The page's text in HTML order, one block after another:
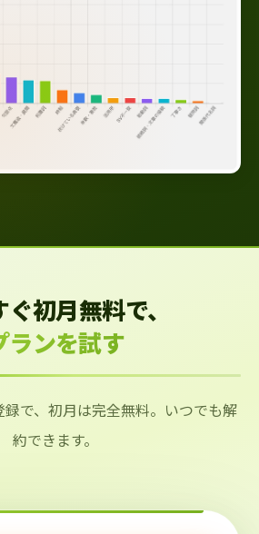
初月無料で、
ランを試す
で、初月は完全無料。いつでも解
約できます。